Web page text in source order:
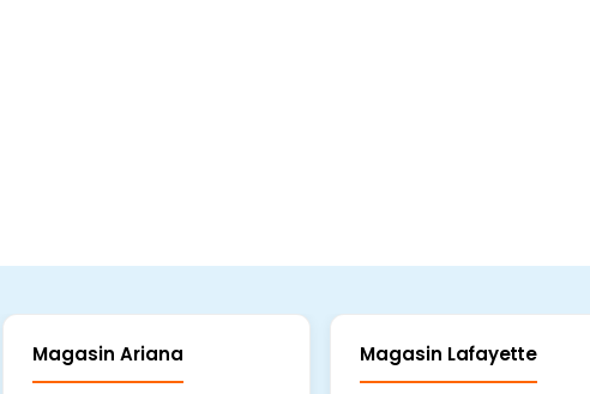
Magasin Ariana Magasin Lafayette